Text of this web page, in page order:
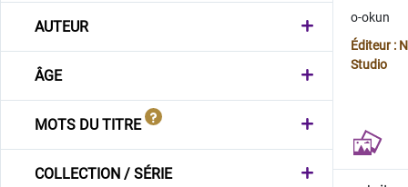
AUTEUR
ÂGE
MOTS DU TITRE
COLLECTION / SÉRIE
o-okun
Éditeur :
Studio